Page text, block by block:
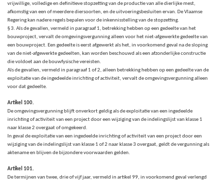
vrijwillige, volledige en definitieve stopzetting van de productie van alle dierlijke mest,
afkomstig van een of meerdere diersoorten, en de uitvoeringsbesluiten ervan. De Vlaamse
Regering kan nadere regels bepalen voor de inkennisstelling van de stopzetting.
§ 3. Als de gevallen, vermeld in paragraaf 1, betrekking hebben op een gedeelte van het
bouwproject, vervalt de omgevingsvergunning alleen voor het niet-afgewerkte gedeelte van
een bouwproject. Een gedeelte is eerst afgewerkt als het, in voorkomend geval na de sloping
van de niet-afgewerkte gedeelten, kan worden beschouwd als een afzonderlijke constructie
die voldoet aan de bouwfysische vereisten.
Als de gevallen, vermeld in paragraaf 1 of 2, alleen betrekking hebben op een gedeelte van de
exploitatie van de ingedeelde inrichting of activiteit, vervalt de omgevingsvergunning alleen
voor dat gedeelte.
Artikel 100.
De omgevingsvergunning blijft onverkort geldig als de exploitatie van een ingedeelde
inrichting of activiteit van een project door een wijziging van de indelingslijst van klasse 1
naar klasse 2 overgaat of omgekeerd.
In geval de exploitatie van een ingedeelde inrichting of activiteit van een project door een
wijziging van de indelingslijst van klasse 1 of 2 naar klasse 3 overgaat, geldt de vergunning als
aktename en blijven de bijzondere voorwaarden gelden.
Artikel 101.
De termijnen van twee, drie of vijf jaar, vermeld in artikel 99, in voorkomend geval verlengd